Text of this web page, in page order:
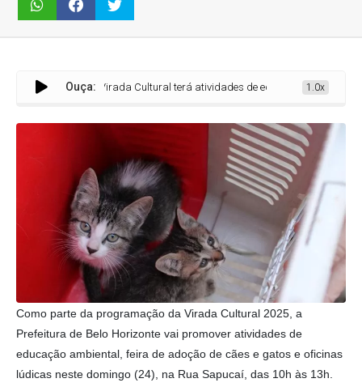
Ouça:
Virada Cultural terá atividades de educação ambiental e adoção
1.0x
Como parte da programação da Virada Cultural 2025, a
Prefeitura de Belo Horizonte vai promover atividades de
educação ambiental, feira de adoção de cães e gatos e oficinas
lúdicas neste domingo (24), na Rua Sapucaí, das 10h às 13h.